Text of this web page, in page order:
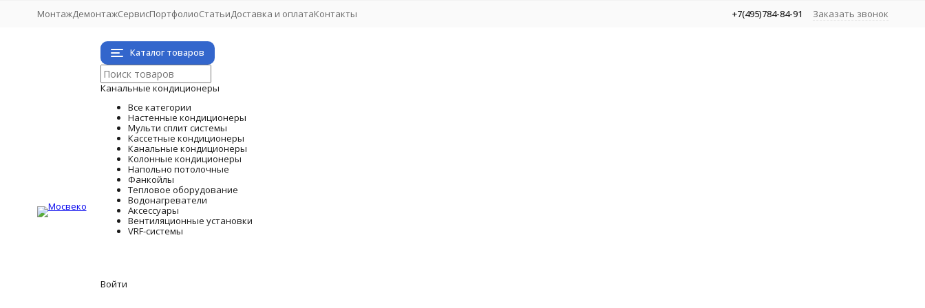
МонтажДемонтажСервисПортфолиоСтатьиДоставка и оплатаКонтакты +7(495)784-84-91 Заказать звонок
Каталог товаров
Канальные кондиционеры
Все категории
Настенные кондиционеры
Мульти сплит системы
Кассетные кондиционеры
Канальные кондиционеры
Колонные кондиционеры
Напольно потолочные
Фанкойлы
Тепловое оборудование
Водонагреватели
Аксессуары
Вентиляционные установки
VRF-системы
Войти